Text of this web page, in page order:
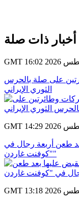
أخبار ذات صلة
على صلة بالحرس
الثوري الإيراني
طعن أربعة رجال في
"كوفنت غاردن"